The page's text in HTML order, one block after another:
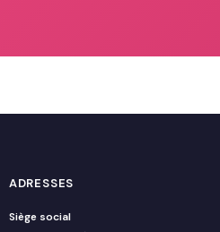
ADRESSES
Siège social